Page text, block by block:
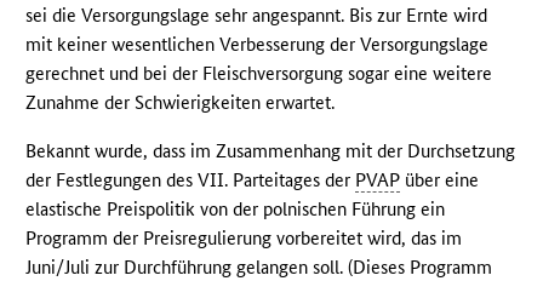
sei die Versorgungslage sehr angespannt. Bis zur Ernte wird
mit keiner wesentlichen Verbesserung der Versorgungslage
gerechnet und bei der Fleischversorgung sogar eine weitere
Zunahme der Schwierigkeiten erwartet.
Bekannt wurde, dass im Zusammenhang mit der Durchsetzung
der Festlegungen des VII. Parteitages der PVAP über eine
elastische Preispolitik von der polnischen Führung ein
Programm der Preisregulierung vorbereitet wird, das im
Juni/Juli zur Durchführung gelangen soll. (Dieses Programm